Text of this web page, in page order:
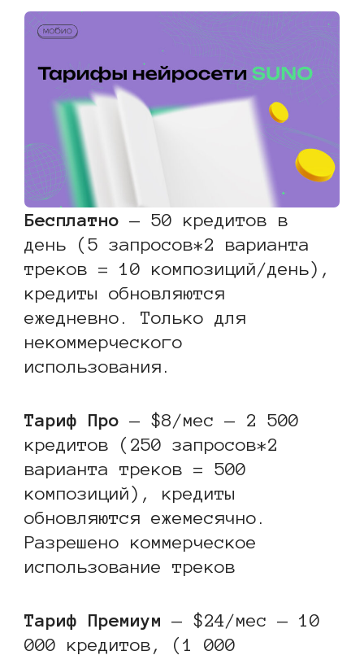
Бесплатно — 50 кредитов в
день (5 запросов*2 варианта
треков = 10 композиций/день),
кредиты обновляются
ежедневно. Только для
некоммерческого
использования.
Тариф Про — $8/мес — 2 500
кредитов (250 запросов*2
варианта треков = 500
композиций), кредиты
обновляются ежемесячно.
Разрешено коммерческое
использование треков
Тариф Премиум — $24/мес — 10
000 кредитов, (1 000